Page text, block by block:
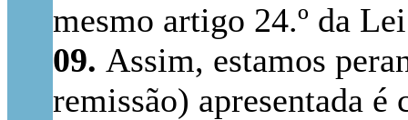
mesmo artigo 24.º da
09. Assim, estamos
remissão) apresentada